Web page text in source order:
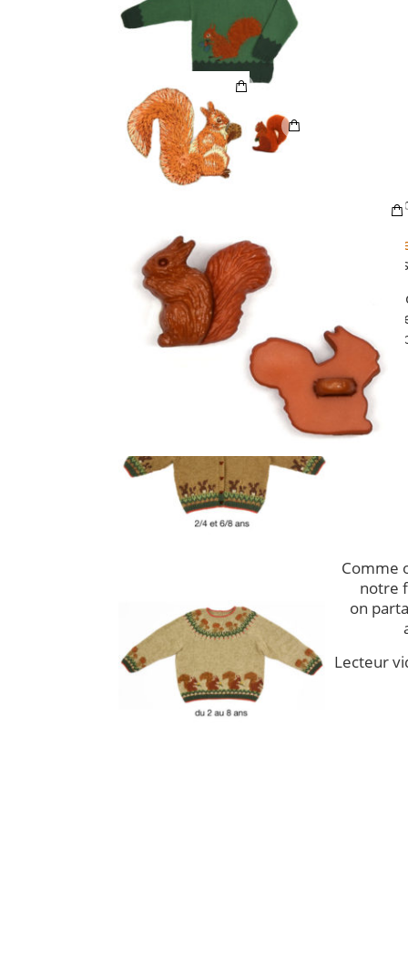
Retrouvez tous ces
“Petit écureuil qui grignote,
en boutiques
cliquez sur le modèle qui
Pour les nostalgiques, on voulait vous
parus dans Marie-Claire Idées de
« Les jacquards des bois »
Comme
notre
on
Lecteur